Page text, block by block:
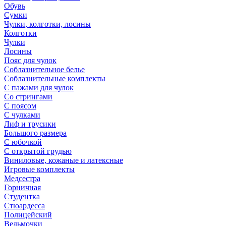
Обувь
Сумки
Чулки, колготки, лосины
Колготки
Чулки
Лосины
Пояс для чулок
Соблазнительное белье
Соблазнительные комплекты
С пажами для чулок
Со стрингами
С поясом
С чулками
Лиф и трусики
Большого размера
С юбочкой
С открытой грудью
Виниловые, кожаные и латексные
Игровые комплекты
Медсестра
Горничная
Студентка
Стюардесса
Полицейский
Ведьмочки